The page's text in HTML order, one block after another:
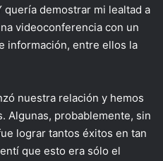
demostrar mi lealtad a
videoconferencia con un
información, entre ellos la
nuestra relación y hemos
Algunas, probablemente, sin
lograr tantos éxitos en tan
que esto era sólo el